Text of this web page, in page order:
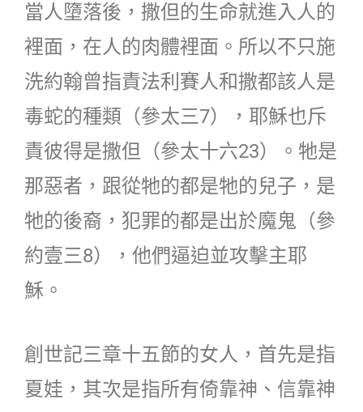
當人墮落後，撒但的生命就進入人的
裡面，在人的肉體裡面。所以不只施
洗約翰曾指責法利賽人和撒都該人是
毒蛇的種類（參太三7），耶穌也斥
責彼得是撒但（參太十六23）。牠是
那惡者，跟從牠的都是牠的兒子，是
牠的後裔，犯罪的都是出於魔鬼（參
約壹三8），他們逼迫並攻擊主耶
穌。
創世記三章十五節的女人，首先是指
夏娃，其次是指所有倚靠神、信靠神